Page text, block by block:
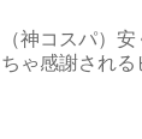
（神コスパ）
ちゃ感謝される